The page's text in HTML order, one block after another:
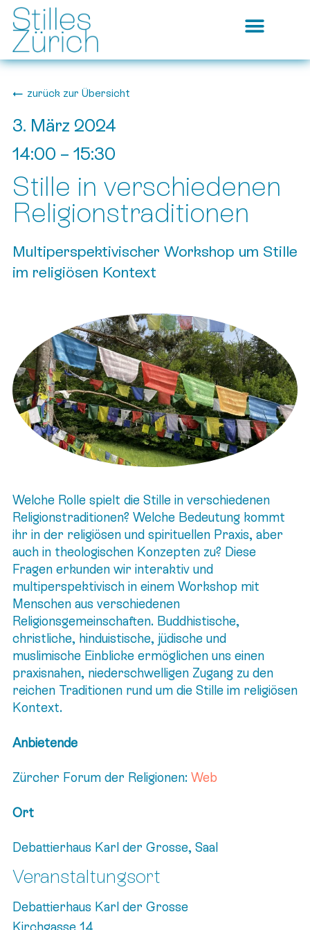
zurück zur Übersicht
3. März 2024
14:00 – 15:30
Stille in verschiedenen
Religionstraditionen
Multiperspektivischer Workshop um Stille
im religiösen Kontext
Welche Rolle spielt die Stille in verschiedenen
Religionstraditionen? Welche Bedeutung kommt
ihr in der religiösen und spirituellen Praxis, aber
auch in theologischen Konzepten zu? Diese
Fragen erkunden wir interaktiv und
multiperspektivisch in einem Workshop mit
Menschen aus verschiedenen
Religionsgemeinschaften. Buddhistische,
christliche, hinduistische, jüdische und
muslimische Einblicke ermöglichen uns einen
praxisnahen, niederschwelligen Zugang zu den
reichen Traditionen rund um die Stille im religiösen
Kontext.
Anbietende
Zürcher Forum der Religionen: Web
Ort
Debattierhaus Karl der Grosse, Saal
Veranstaltungsort
Debattierhaus Karl der Grosse